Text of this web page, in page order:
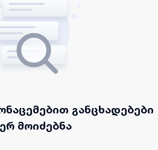
განცხადებები
მოიძებნა